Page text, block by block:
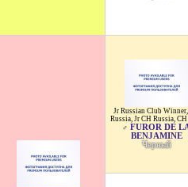
Jr Russian Club Winner
Russia, Jr CH Russia, CH
♂ FUROR DE
BENJAMINE
Черный